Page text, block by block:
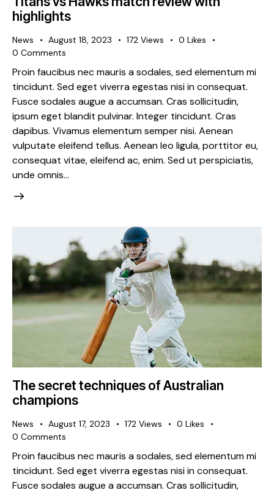
highlights
News August 18, 2023 172 Views 0 Likes
0 Comments
Proin faucibus nec mauris a sodales, sed elementum mi
tincidunt. Sed eget viverra egestas nisi in consequat.
Fusce sodales augue a accumsan. Cras sollicitudin,
ipsum eget blandit pulvinar. Integer tincidunt. Cras
dapibus. Vivamus elementum semper nisi. Aenean
vulputate eleifend tellus. Aenean leo ligula, porttitor eu,
consequat vitae, eleifend ac, enim. Sed ut perspiciatis,
unde omnis…
The secret techniques of Australian
champions
News August 17, 2023 172 Views 0 Likes
0 Comments
Proin faucibus nec mauris a sodales, sed elementum mi
tincidunt. Sed eget viverra egestas nisi in consequat.
Fusce sodales augue a accumsan. Cras sollicitudin,